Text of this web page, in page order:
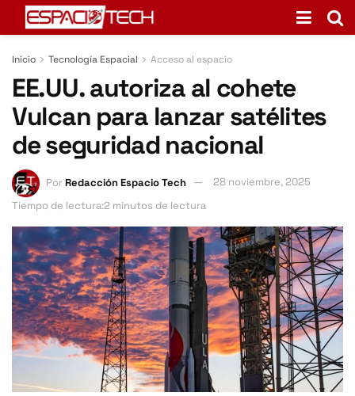
Inicio Tecnología Espacial Acceso al espacio
EE.UU. autoriza al cohete
Vulcan para lanzar satélites
de seguridad nacional
PorRedacción Espacio Tech
28 noviembre, 2025
Tiempo de lectura:2 minutos de lectura